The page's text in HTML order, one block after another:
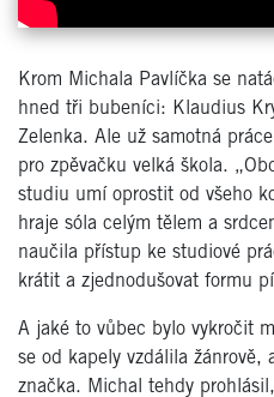
Krom Michala Pavlíčka se
hned tři bubeníci: Klaudius
Zelenka. Ale už samotná
pro zpěvačku velká škola.
studiu umí oprostit od všeho
hraje sóla celým tělem a
naučila přístup ke studiové
krátit a zjednodušovat formu
A jaké to vůbec bylo vykročit
se od kapely vzdálila žánrově,
značka. Michal tehdy